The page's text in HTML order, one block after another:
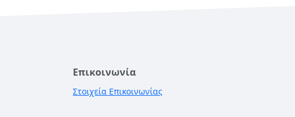
Επικοινωνία
Στοιχεία Επικοινωνίας